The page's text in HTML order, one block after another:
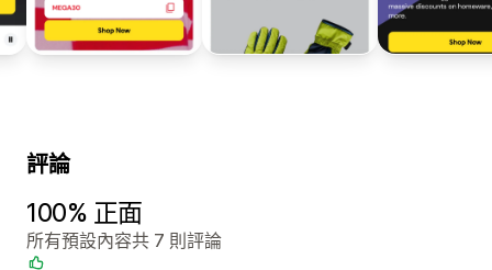
評論
100% 正面
所有預設內容共 7 則評論